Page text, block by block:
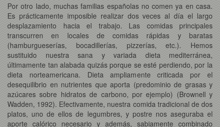
Por otro lado, muchas familias españolas no comen ya en casa.
Es prácticamente imposible realizar dos veces al día el largo
desplazamiento hacia el trabajo. Las comidas principales
transcurren en locales de comidas rápidas y baratas
(hamburgueserías, bocadillerías, pizzerías, etc.). Hemos
sustituido nuestra sana y variada dieta mediterránea,
últimamente tan alabada quizás porque se esté perdiendo, por la
dieta norteamericana. Dieta ampliamente criticada por el
desequilibrio en nutrientes que aporta (predominio de grasas y
azúcares sobre hidratos de carbono, por ejemplo) (Brownell y
Wadden, 1992). Efectivamente, nuestra comida tradicional de dos
platos, uno de ellos de legumbres, y postre nos aseguraba el
aporte calórico necesario y además, sabiamente combinado